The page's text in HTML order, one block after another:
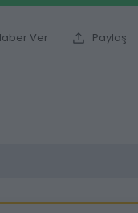
Ver Paylaş